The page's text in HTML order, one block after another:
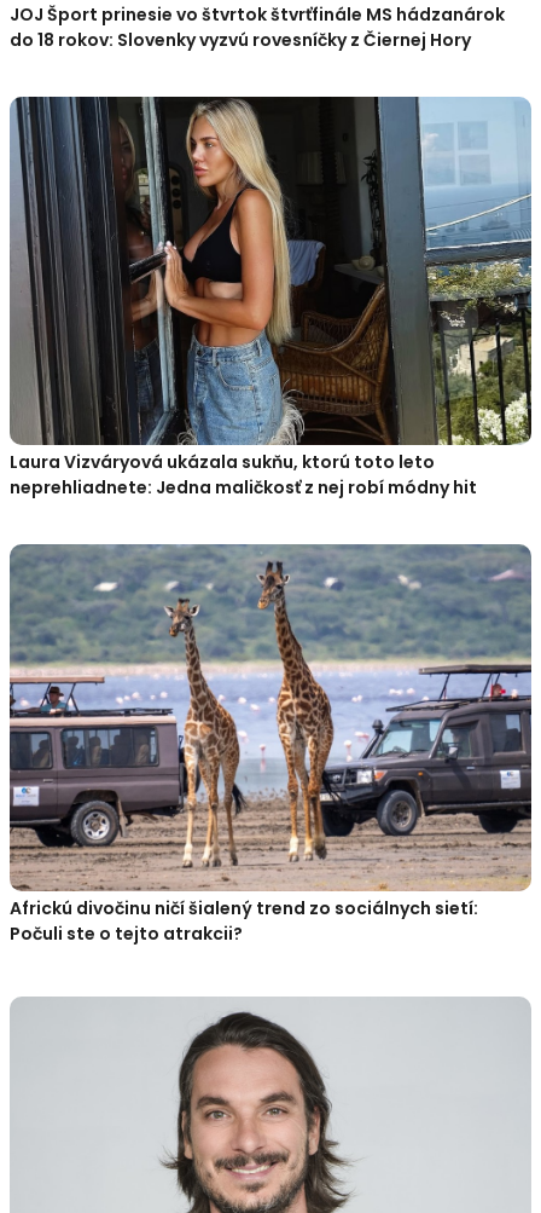
JOJ Šport prinesie vo štvrtok štvrťfinále MS hádzanárok
do 18 rokov: Slovenky vyzvú rovesníčky z Čiernej Hory
Laura Vizváryová ukázala sukňu, ktorú toto leto
neprehliadnete: Jedna maličkosť z nej robí módny hit
Africkú divočinu ničí šialený trend zo sociálnych sietí:
Počuli ste o tejto atrakcii?